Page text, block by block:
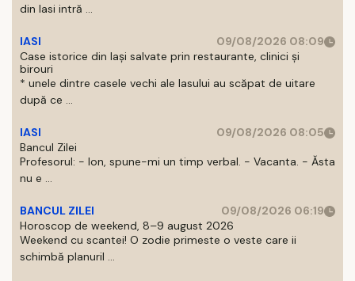
din Iasi intră ...
IASI
09/08/2026 08:09
Case istorice din Iași salvate prin restaurante, clinici și
birouri
* unele dintre casele vechi ale Iasului au scăpat de uitare
după ce ...
IASI
09/08/2026 08:05
Bancul Zilei
Profesorul: - Ion, spune-mi un timp verbal. - Vacanta. - Ăsta
nu e ...
BANCUL ZILEI
09/08/2026 06:19
Horoscop de weekend, 8–9 august 2026
Weekend cu scantei! O zodie primeste o veste care ii
schimbă planuril ...